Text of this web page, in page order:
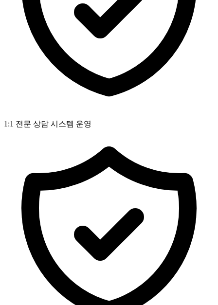
1:1 전문 상담 시스템 운영